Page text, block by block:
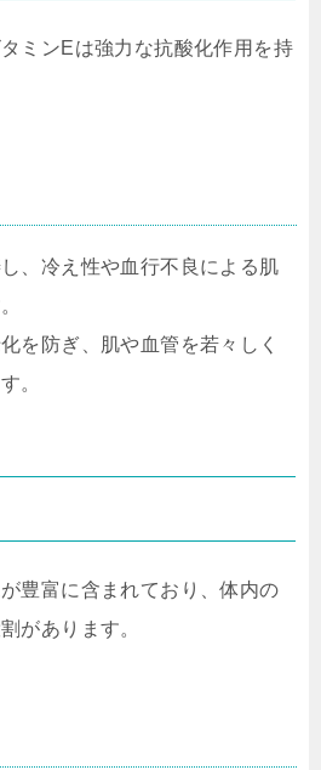
ミンEは強力な抗酸化作用を持
、冷え性や血行不良による肌
を防ぎ、肌や血管を若々しく
。
豊富に含まれており、体内の
があります。